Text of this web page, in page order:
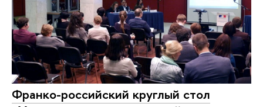
Франко-российский круглый стол